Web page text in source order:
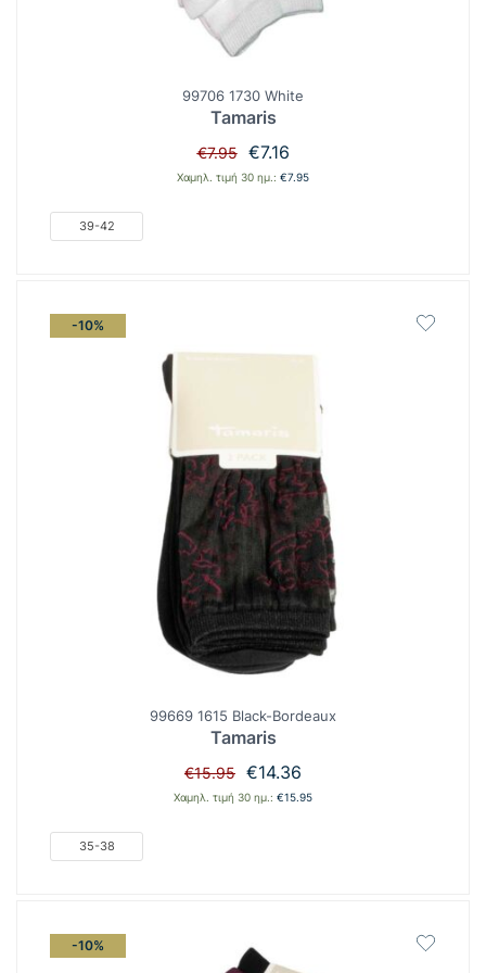
99706 1730 White
Tamaris
€7.95
Original
price
€7.16Η
τρέχουσα
Χαμηλ. τιμή 30 ημ.: €7.95
39-42
-10%
99669 1615 Black-Bordeaux
Tamaris
€15.95 Original
price
€14.36
τρέχουσα
Χαμηλ. τιμή 30 ημ.: €15.95
35-38
-10%